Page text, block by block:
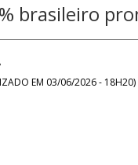
brasileiro
EM 03/06/2026 - 18H20)